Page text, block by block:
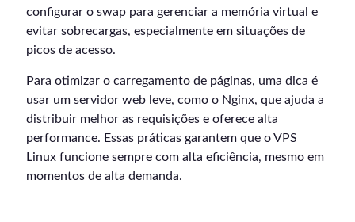
configurar o swap para gerenciar a memória virtual e
evitar sobrecargas, especialmente em situações de
picos de acesso.
Para otimizar o carregamento de páginas, uma dica é
usar um servidor web leve, como o Nginx, que ajuda a
distribuir melhor as requisições e oferece alta
performance. Essas práticas garantem que o VPS
Linux funcione sempre com alta eficiência, mesmo em
momentos de alta demanda.